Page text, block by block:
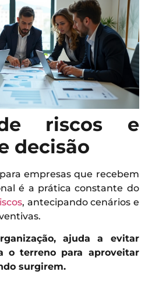
riscos e
decisão
empresas que recebem
é a prática constante do
, antecipando cenários e
ajuda a evitar
o terreno para aproveitar
surgirem.